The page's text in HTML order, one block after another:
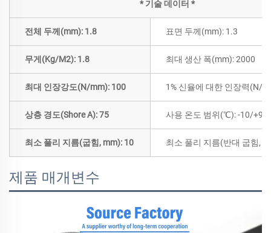
* 기술 데이터 *
전체 두께(mm): 1.8 표면 두께(mm): 1.3
무게(Kg/M2): 1.8 최대 생산 폭(mm): 2000
최대 인장강도(N/mm): 100 1% 신율에 대한 인장력(N/
상층 경도(Shore A): 75 사용 온도 범위(℃): -10/+90
최소 풀리 지름(굽힘, mm): 10 최소 풀리 지름(반대 굽힘,
제품 매개변수